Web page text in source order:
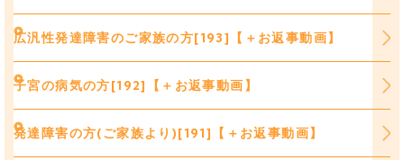
広汎性発達障害のご家族の方[193]【＋お返事動画】
子宮の病気の方[192]【＋お返事動画】
発達障害の方(ご家族より)[191]【＋お返事動画】